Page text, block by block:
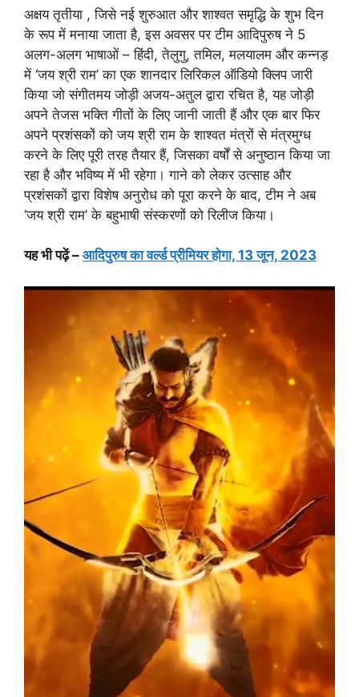
अक्षय तृतीया , जिसे नई शुरुआत और शाश्वत समृद्धि के शुभ दिन
के रूप में मनाया जाता है, इस अवसर पर टीम आदिपुरुष ने 5
अलग-अलग भाषाओं – हिंदी, तेलुगु, तमिल, मलयालम और कन्नड़
में ‘जय श्री राम’ का एक शानदार लिरिकल ऑडियो क्लिप जारी
किया जो संगीतमय जोड़ी अजय-अतुल द्वारा रचित है, यह जोड़ी
अपने तेजस भक्ति गीतों के लिए जानी जाती हैं और एक बार फिर
अपने प्रशंसकों को जय श्री राम के शाश्वत मंत्रों से मंत्रमुग्ध
करने के लिए पूरी तरह तैयार हैं, जिसका वर्षों से अनुष्ठान किया जा
रहा है और भविष्य में भी रहेगा। गाने को लेकर उत्साह और
प्रशंसकों द्वारा विशेष अनुरोध को पूरा करने के बाद, टीम ने अब
‘जय श्री राम’ के बहुभाषी संस्करणों को रिलीज किया।
यह भी पढ़ें – आदिपुरुष का वर्ल्ड प्रीमियर होगा, 13 जून, 2023